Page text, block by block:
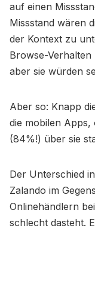
auf einen
Missstand wären
der Kontext zu
Browse-Verhalten
aber sie würden
Aber so: Knapp
die mobilen
(84%!) über sie
Der Unterschied
Zalando im
Onlinehändlern
schlecht dasteht.